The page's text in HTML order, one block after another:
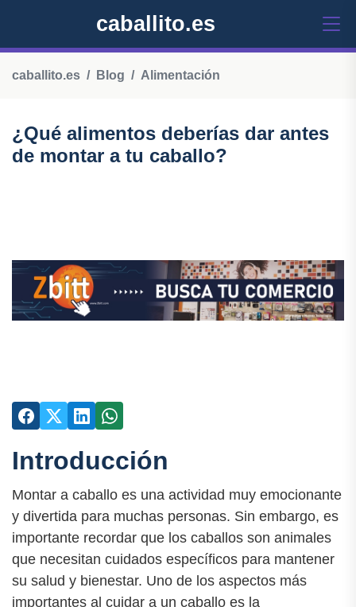
caballito.es
caballito.es Blog Alimentación
¿Qué alimentos deberías dar antes
de montar a tu caballo?
Introducción
Montar a caballo es una actividad muy emocionante
y divertida para muchas personas. Sin embargo, es
importante recordar que los caballos son animales
que necesitan cuidados específicos para mantener
su salud y bienestar. Uno de los aspectos más
importantes al cuidar a un caballo es la